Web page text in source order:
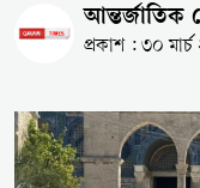
আন্তর্জাতিক
প্রকাশ : ৩০